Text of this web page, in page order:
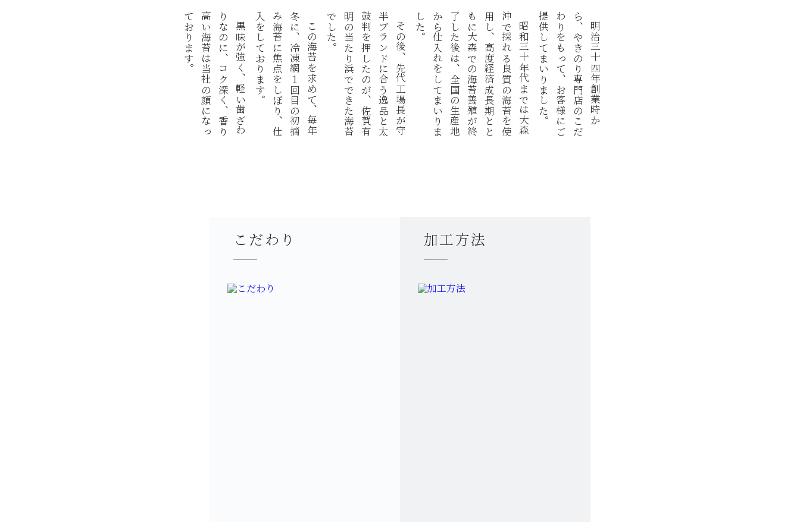
黒
味
が
強
く
、
軽
い
歯
ざ
わ
りな
の
に
、
コ
ク
深
く
、
香
り
高い
海
苔
は
当
社
の
顔
に
な
っ
てお
り
ま
す
。 こ
の
海
苔
を
求
め
て
、
毎
年
冬に
、
冷
凍
網
１
回
目
の
初
摘
み海
苔
に
焦
点
を
し
ぼ
り
、
仕
入を
し
て
お
り
ま
す
。 そ
の
後
、
先
代
工
場
長
が
守
半ブ
ラ
ン
ド
に
合
う
逸
品
と
太
鼓判
を
押
し
た
の
が
、
佐
賀
有
明の
当
た
り
浜
で
で
き
た
海
苔
でし
た
。 昭
和
三
十
年
代
ま
で
は
大
森
沖で
採
れ
る
良
質
の
海
苔
を
使
用し
、
高
度
経
済
成
長
期
と
と
もに
大
森
で
の
海
苔
養
殖
が
終
了し
た
後
は
、
全
国
の
生
産
地
から
仕
入
れ
を
し
て
ま
い
り
ま
した
。 明
治
三
十
四
年
創
業
時
か
ら、
や
き
の
り
専
門
店
の
こ
だ
わり
を
も
っ
て
、
お
客
様
に
ご
提供
し
て
ま
い
り
ま
し
た
。
こだわり 加工方法